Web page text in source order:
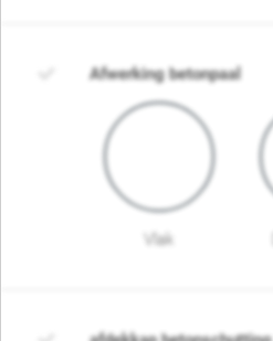
Afwerking betonpaal
Vlak